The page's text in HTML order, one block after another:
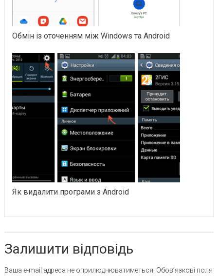
Обмін із оточенням між Windows та Android
Як видалити програми з Android
Залишити відповідь
Ваша e-mail адреса не оприлюднюватиметься. Обов’язкові поля